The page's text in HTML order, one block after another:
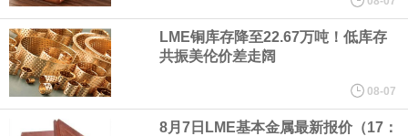
心技术等多项已商业化应用的核心技术并已应用于公司的高性能通
LME铜库存降至22.67万吨！低库存
共振美伦价差走阔
08-07
8月7日LME基本金属最新报价（17：